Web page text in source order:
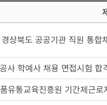
상북도 공공기관 직원 통합
사 학예사 채용 면접시험 합
유통교육진흥원 기간제근